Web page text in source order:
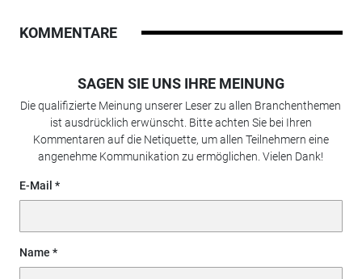
KOMMENTARE
SAGEN SIE UNS IHRE MEINUNG
Die qualifizierte Meinung unserer Leser zu allen Branchenthemen
ist ausdrücklich erwünscht. Bitte achten Sie bei Ihren
Kommentaren auf die Netiquette, um allen Teilnehmern eine
angenehme Kommunikation zu ermöglichen. Vielen Dank!
E-Mail
Name